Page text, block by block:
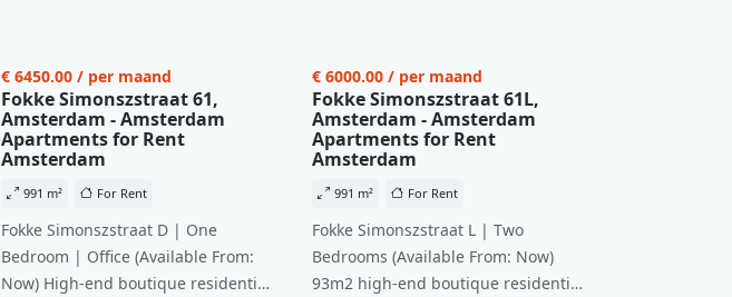
€ 6450.00 / per maand
Fokke Simonszstraat 61,
Amsterdam - Amsterdam
Apartments for Rent
Amsterdam
991 m² For Rent
Fokke Simonszstraat D | One
Bedroom | Office (Available From:
Now) High-end boutique residential
€ 6000.00 / per maand
Fokke Simonszstraat 61L,
Amsterdam - Amsterdam
Apartments for Rent
Amsterdam
991 m² For Rent
Fokke Simonszstraat L | Two
Bedrooms (Available From: Now)
93m2 high-end boutique residential